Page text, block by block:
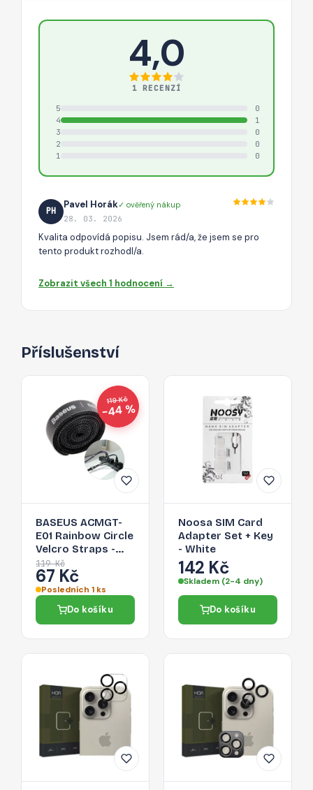
4,0
1 RECENZÍ
5
0
4
1
3
0
2
0
1
0
PH
Pavel Horák✓ ověřený nákup
28. 03. 2026
Kvalita odpovídá popisu. Jsem rád/a, že jsem se pro
tento produkt rozhodl/a.
Zobrazit všech 1 hodnocení →
Příslušenství
119 Kč
−44 %
BASEUS ACMGT-
E01 Rainbow Circle
Velcro Straps -
páska na suchý zip
pro organizaci
kabelů, 1m, černá
119 Kč
67 Kč
Posledních 1 ks
Do košíku
Noosa SIM Card
Adapter Set + Key
- White
142 Kč
Skladem (2-4 dny)
Do košíku